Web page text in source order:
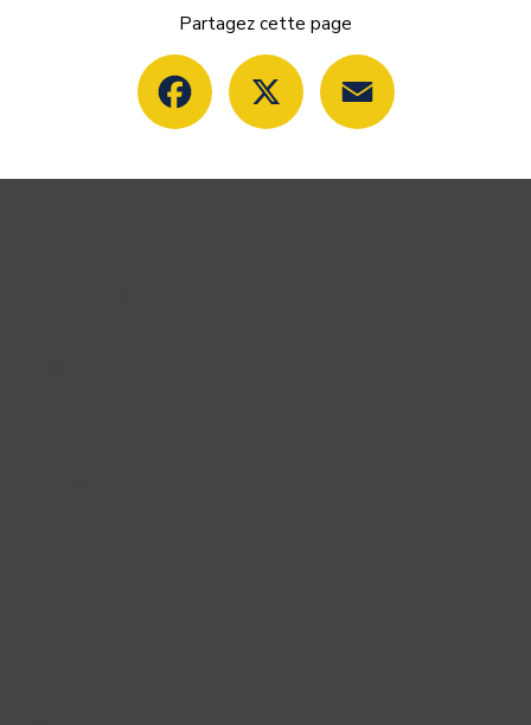
Partagez cette page
Facebook